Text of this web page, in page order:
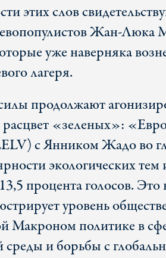
этих слов
Жан-Люка
уже наверняка
лагеря.
продолжают
расцвет «зеленых»:
с Янником Жадо во
экологических тем
процента голосов.
уровень
Макроном политике в
и борьбы с